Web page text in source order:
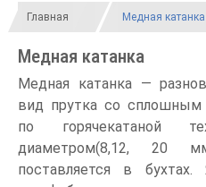
Главная Медная катанка
Медная катанка
Медная катанка —
вид прутка со сплошным
по горячекатаной
диаметром(8,12, 20
поставляется в бухтах.